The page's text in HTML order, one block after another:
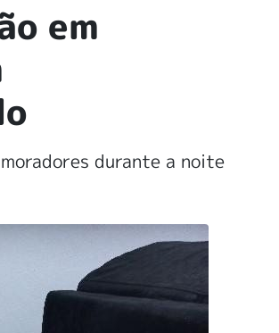
em
durante a noite